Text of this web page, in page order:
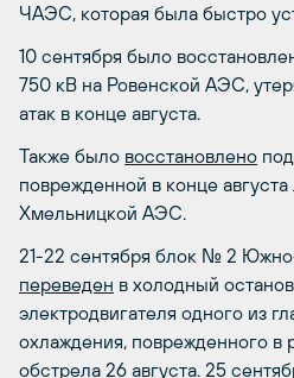
ЧАЭС, которая была быстро
10 сентября было
750 кВ на Ровенской АЭС,
атак в конце августа.
Также было восстановлено
поврежденной в конце
Хмельницкой АЭС.
21-22 сентября блок № 2
переведен в холодный
электродвигателя одного из
охлаждения, поврежденного в
обстрела 26 августа. 25